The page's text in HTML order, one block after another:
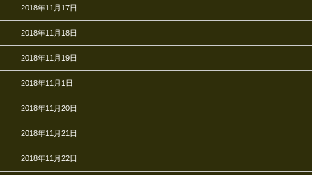
2018年11月17日
2018年11月18日
2018年11月19日
2018年11月1日
2018年11月20日
2018年11月21日
2018年11月22日